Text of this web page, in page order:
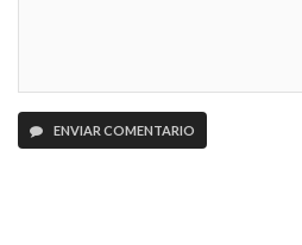
ENVIAR COMENTARIO